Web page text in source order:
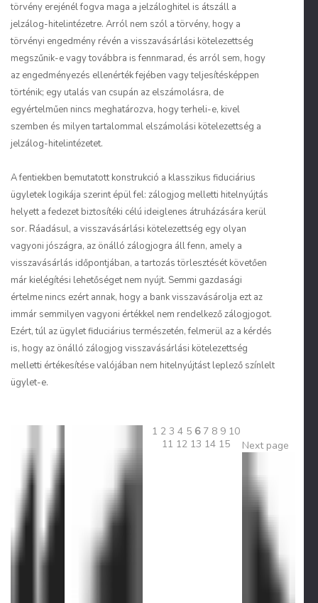
törvény erejénél fogva maga a jelzáloghitel is átszáll a
jelzálog-hitelintézetre. Arról nem szól a törvény, hogy a
törvényi engedmény révén a visszavásárlási kötelezettség
megszűnik-e vagy továbbra is fennmarad, és arról sem, hogy
az engedményezés ellenérték fejében vagy teljesítésképpen
történik; egy utalás van csupán az elszámolásra, de
egyértelműen nincs meghatározva, hogy terheli-e, kivel
szemben és milyen tartalommal elszámolási kötelezettség a
jelzálog-hitelintézetet.
A fentiekben bemutatott konstrukció a klasszikus fiduciárius
ügyletek logikája szerint épül fel: zálogjog melletti hitelnyújtás
helyett a fedezet biztosítéki célú ideiglenes átruházására kerül
sor. Ráadásul, a visszavásárlási kötelezettség egy olyan
vagyoni jószágra, az önálló zálogjogra áll fenn, amely a
visszavásárlás időpontjában, a tartozás törlesztését követően
már kielégítési lehetőséget nem nyújt. Semmi gazdasági
értelme nincs ezért annak, hogy a bank visszavásárolja ezt az
immár semmilyen vagyoni értékkel nem rendelkező zálogjogot.
Ezért, túl az ügylet fiduciárius természetén, felmerül az a kérdés
is, hogy az önálló zálogjog visszavásárlási kötelezettség
melletti értékesítése valójában nem hitelnyújtást leplező színlelt
ügylet-e.
1 2 3 4 5 6 7 8 9 10
11 12 13 14 15 Next page